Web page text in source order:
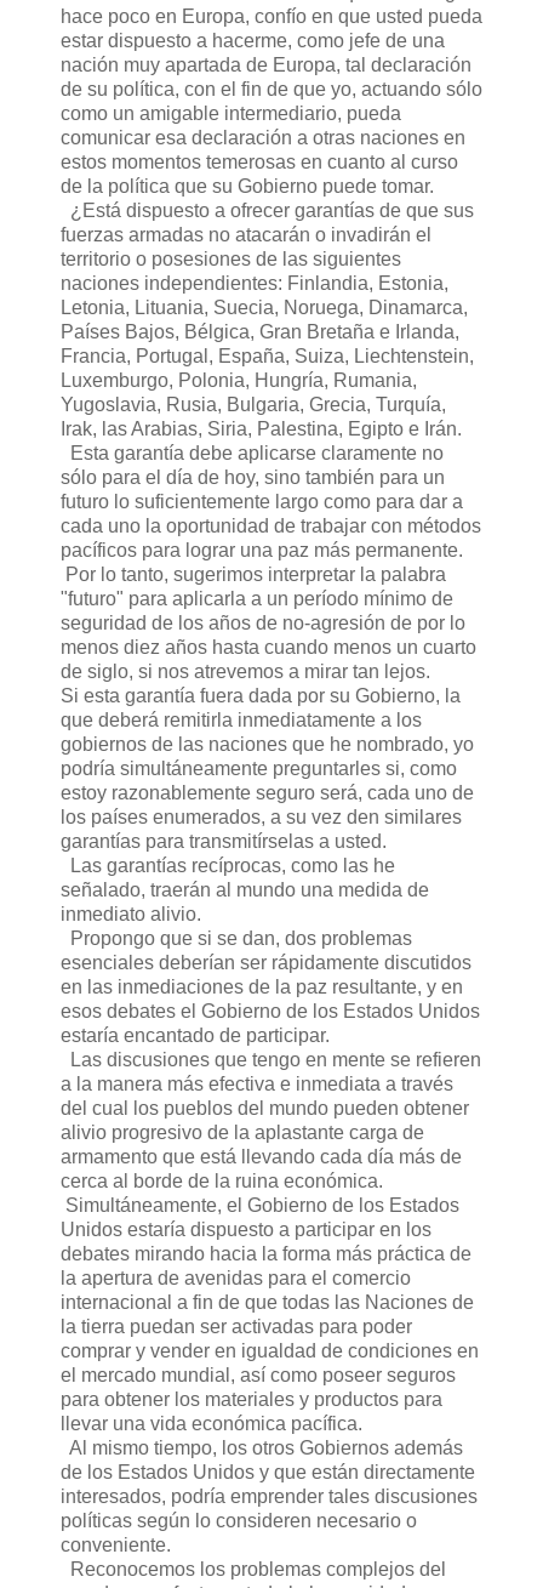
hace poco en Europa, confío en que usted pueda
estar dispuesto a hacerme, como jefe de una
nación muy apartada de Europa, tal declaración
de su política, con el fin de que yo, actuando sólo
como un amigable intermediario, pueda
comunicar esa declaración a otras naciones en
estos momentos temerosas en cuanto al curso
de la política que su Gobierno puede tomar.
¿Está dispuesto a ofrecer garantías de que sus
fuerzas armadas no atacarán o invadirán el
territorio o posesiones de las siguientes
naciones independientes: Finlandia, Estonia,
Letonia, Lituania, Suecia, Noruega, Dinamarca,
Países Bajos, Bélgica, Gran Bretaña e Irlanda,
Francia, Portugal, España, Suiza, Liechtenstein,
Luxemburgo, Polonia, Hungría, Rumania,
Yugoslavia, Rusia, Bulgaria, Grecia, Turquía,
Irak, las Arabias, Siria, Palestina, Egipto e Irán.
Esta garantía debe aplicarse claramente no
sólo para el día de hoy, sino también para un
futuro lo suficientemente largo como para dar a
cada uno la oportunidad de trabajar con métodos
pacíficos para lograr una paz más permanente.
Por lo tanto, sugerimos interpretar la palabra
"futuro" para aplicarla a un período mínimo de
seguridad de los años de no-agresión de por lo
menos diez años hasta cuando menos un cuarto
de siglo, si nos atrevemos a mirar tan lejos.
Si esta garantía fuera dada por su Gobierno, la
que deberá remitirla inmediatamente a los
gobiernos de las naciones que he nombrado, yo
podría simultáneamente preguntarles si, como
estoy razonablemente seguro será, cada uno de
los países enumerados, a su vez den similares
garantías para transmitírselas a usted.
Las garantías recíprocas, como las he
señalado, traerán al mundo una medida de
inmediato alivio.
Propongo que si se dan, dos problemas
esenciales deberían ser rápidamente discutidos
en las inmediaciones de la paz resultante, y en
esos debates el Gobierno de los Estados Unidos
estaría encantado de participar.
Las discusiones que tengo en mente se refieren
a la manera más efectiva e inmediata a través
del cual los pueblos del mundo pueden obtener
alivio progresivo de la aplastante carga de
armamento que está llevando cada día más de
cerca al borde de la ruina económica.
Simultáneamente, el Gobierno de los Estados
Unidos estaría dispuesto a participar en los
debates mirando hacia la forma más práctica de
la apertura de avenidas para el comercio
internacional a fin de que todas las Naciones de
la tierra puedan ser activadas para poder
comprar y vender en igualdad de condiciones en
el mercado mundial, así como poseer seguros
para obtener los materiales y productos para
llevar una vida económica pacífica.
Al mismo tiempo, los otros Gobiernos además
de los Estados Unidos y que están directamente
interesados, podría emprender tales discusiones
políticas según lo consideren necesario o
conveniente.
Reconocemos los problemas complejos del